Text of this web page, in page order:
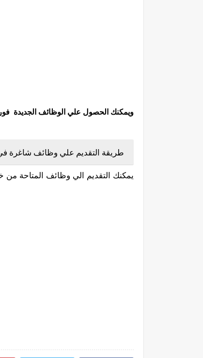
ويمكنك الحصول علي الوظائف الجديدة فور
طريقة التقديم علي وظائف شاغرة في
يمكنك التقديم الي وظائف المتاحة من